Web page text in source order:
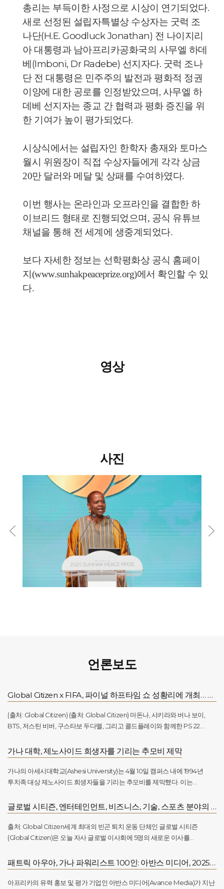
총리는 부득이한 사정으로 시상이 연기되었다.
새로 선정된 설립자특별상 수상자는 굿럭 조
나단(H.E. Goodluck Jonathan) 전 나이지리
아 대통령과 남아프리카공화국의 사무엘 하데
베(Imboni, Dr Radebe) 선지자다. 굿럭 조나
단 전 대통령은 민주주의 발전과 평화적 정권
이양에 대한 공로를 인정받았으며, 사무엘 하
데베 선지자는 종교 간 협력과 평화 증진을 위
한 기여가 높이 평가되었다.
시상식에서는 설립자인 한학자 총재와 토마스
월시 위원장이 직접 수상자들에게 각각 상금
20만 달러와 메달 및 상패를 수여하였다.
이번 행사는 온라인과 오프라인을 결합한 하
이브리드 형태로 진행되었으며, 공식 유튜브
채널을 통해 전 세계에 생중계되었다.
보다 자세한 정보는 선학평화상 공식 홈페이
지(www.sunhakpeaceprize.org)에서 확인할 수 있
다.
영상
사진
언론보도
Global Citizen x FIFA, 파이널 하프타임 쇼 성황리에 개최… 전 세계 어린이를 위한 교육 기금 지원 지속
(출처: Global Citizen) (출처: Global Citizen) 마돈나, 샤키라와 버나 보이,
BTS, 저스틴 비버, 구스타보 두다멜, 그리고 콜드플레이와 함께한 PS 22
FIFA 월드컵 2026™ 결승 하프타임 쇼 무대에 올랐습니다. FIFA 월드컵™
역사상 처음으로 결승전에 하프타임 쇼가 도입되었으며, 스포츠와 문화,
그리고 의미 있는 목적이 만나는 특별한 순간을 위해 세계적인 슈퍼스타들이
한자리에 모였습니다. 이 무대는 전 세계에 생중계되었습니다. 이번 하프타임
1억 달러 모금을 목표로 하는 대표적 이니셔티브인 FIFA 글로벌 시티즌 교육
기금(FIFA Global Citizen Education Fund)​을 지원했습니다. FIFA 글로벌
시티즌 교육 기금(FIFA Global Citizen Education Fund)이란?FIFA 글로벌
시티즌 교육 기금(FIFA Global Citizen Education Fund)​은 전 세계
이니셔티브입니다. 이 기금은 특히 소외된 지역사회 아동들의 교육 성과를
개선하는 풀뿌리 단체들을 지원하기 위해 자원과 파트너십을 결집합니다. 이
기금의 네 가지 핵심 메시지는 다음과 같습니다. ▶ 교육과 기회: 모든
가나 대학, 제노사이드 희생자를 기리는 추모비 제막
가나의 아세시대학교(Ashesi University)는 4월 10일 캠퍼스 내에 1994년
투치족 대상 제노사이드 희생자들을 기리는 추모비를 제막했다. 이는
은센기마나(Joseph Nsengimana) 교육부 장관이 가나 아크라를 방문한
가운데 열렸다. 은센기마나 장관은 아세시대학교 설립자이자 총장인 패트릭
아우아(Patrick Awuah)와 함께 1994년 투치족 대상 제노사이드 32주기 추모
행사에 참석했다.이 추모비는 또한 헨리 콰미 아니도호(Henry Kwami
참여했던 가나 파견단의 공헌을 기리고 있다. 아니도호 소장은 철수 명령에도
불구하고 가나 정부를 설득해 현지에 남도록 했고, 그 결과 수천 명의 생명을
구하는 데 기여했다.아우아 총장은 “르완다는 이제 아프리카의 희망을
글로벌 시티즌, 엔터테인먼트, 비즈니스, 기술, 스포츠 분야의 업계 리더들을 이사회에 임명하다.
출처: Global Citizen세계 최대의 빈곤 퇴치 운동 단체인 글로벌 시티즌
(Global Citizen)은 오늘 자사 글로벌 이사회에 5명의 새로운 이사를
레전드 (John Legend): 아티스트 겸 프로듀서▶ 아비 글레이저 (Avie
Glazer): 맨체스터 유나이티드(Manchester United) 공동 회장▶ 마리암
알메이리 (H.E. Mariam AlMheiri): 2PointZero 부회장 겸 전무이사▶ 오마르
패트릭 아우아, 가나 파워리스트 100인: 아반스 미디어, 2025년 가나에서 가장 영향력 있는 인물 선정
아프리카의 유력 홍보 및 평가 기업인 아반스 미디어(Avance Media)가 지난